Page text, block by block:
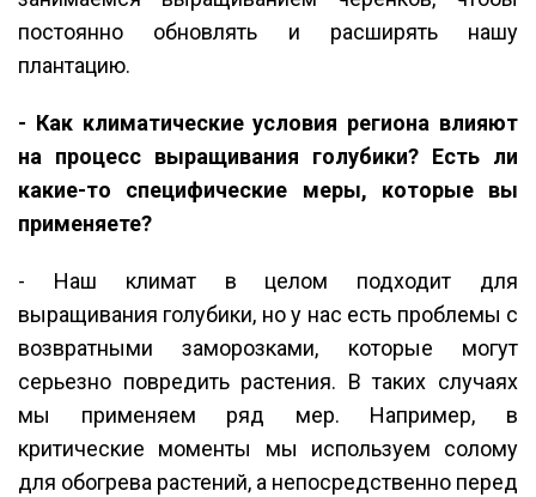
постоянно обновлять и расширять нашу
плантацию.
- Как климатические условия региона влияют
на процесс выращивания голубики? Есть ли
какие-то специфические меры, которые вы
применяете?
- Наш климат в целом подходит для
выращивания голубики, но у нас есть проблемы с
возвратными заморозками, которые могут
серьезно повредить растения. В таких случаях
мы применяем ряд мер. Например, в
критические моменты мы используем солому
для обогрева растений, а непосредственно перед